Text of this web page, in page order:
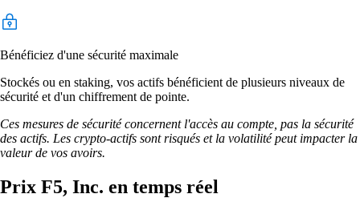
Bénéficiez d'une sécurité maximale
Stockés ou en staking, vos actifs bénéficient de plusieurs niveaux de
sécurité et d'un chiffrement de pointe.
Ces mesures de sécurité concernent l'accès au compte, pas la sécurité
des actifs. Les crypto-actifs sont risqués et la volatilité peut impacter la
valeur de vos avoirs.
Prix F5, Inc. en temps réel